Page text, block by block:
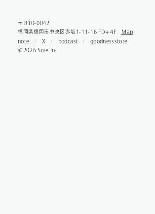
〒 810-0042
福岡県福岡市中央区赤坂1-11-16 FD+ 4F Map
note
X podcast
goodness store
©2026 5ive Inc.